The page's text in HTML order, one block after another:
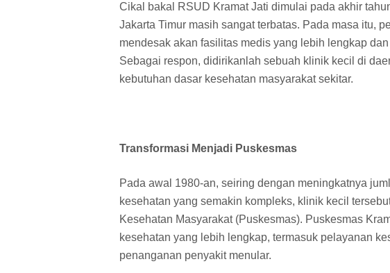
Cikal bakal RSUD Kramat Jati dimulai pada akhir
Jakarta Timur masih sangat terbatas. Pada masa itu,
mendesak akan fasilitas medis yang lebih lengkap
Sebagai respon, didirikanlah sebuah klinik kecil di
kebutuhan dasar kesehatan masyarakat sekitar.
Transformasi Menjadi Puskesmas
Pada awal 1980-an, seiring dengan meningkatnya
kesehatan yang semakin kompleks, klinik kecil
Kesehatan Masyarakat (Puskesmas). Puskesmas
kesehatan yang lebih lengkap, termasuk pelayanan
penanganan penyakit menular.